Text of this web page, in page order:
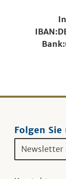
IBAN:
Bank:
Folgen Sie
Newsletter